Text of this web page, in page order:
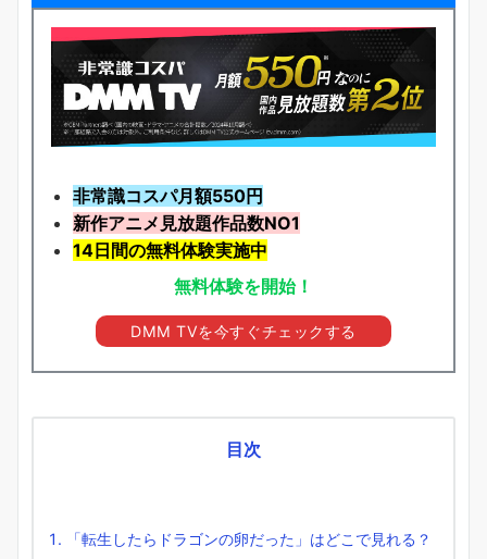
非常識コスパ月額550円
新作アニメ見放題作品数NO1
14日間の無料体験実施中
無料体験を開始！
DMM TVを今すぐチェックする
目次
「転生したらドラゴンの卵だった」はどこで見れる？